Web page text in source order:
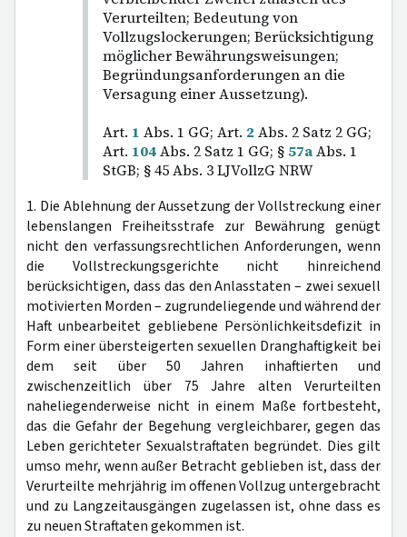
Verurteilten; Bedeutung von
Vollzugslockerungen; Berücksichtigung
möglicher Bewährungsweisungen;
Begründungsanforderungen an die
Versagung einer Aussetzung).
Art. 1 Abs. 1 GG; Art. 2 Abs. 2 Satz 2 GG;
Art. 104Abs. 2 Satz 1 GG; § 57aAbs. 1
StGB; § 45 Abs. 3 LJVollzG NRW
1. Die Ablehnung der Aussetzung der Vollstreckung einer
lebenslangen Freiheitsstrafe zur Bewährung genügt
nicht den verfassungsrechtlichen Anforderungen, wenn
die Vollstreckungsgerichte nicht hinreichend
berücksichtigen, dass das den Anlasstaten – zwei sexuell
motivierten Morden – zugrundeliegende und während der
Haft unbearbeitet gebliebene Persönlichkeitsdefizit in
Form einer übersteigerten sexuellen Dranghaftigkeit bei
dem seit über 50 Jahren inhaftierten und
zwischenzeitlich über 75 Jahre alten Verurteilten
naheliegenderweise nicht in einem Maße fortbesteht,
das die Gefahr der Begehung vergleichbarer, gegen das
Leben gerichteter Sexualstraftaten begründet. Dies gilt
umso mehr, wenn außer Betracht geblieben ist, dass der
Verurteilte mehrjährig im offenen Vollzug untergebracht
und zu Langzeitausgängen zugelassen ist, ohne dass es
zu neuen Straftaten gekommen ist.